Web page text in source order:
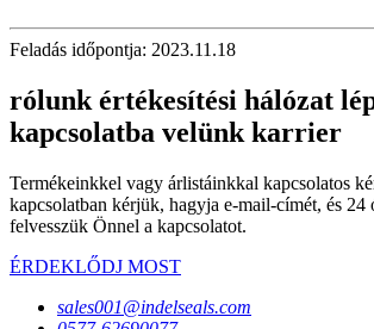
Feladás időpontja: 2023.11.18
rólunk értékesítési hálózat
kapcsolatba velünk karrier
Termékeinkkel vagy árlistáinkkal kapcsolatos
kapcsolatban kérjük, hagyja e-mail-címét, és 24
felvesszük Önnel a kapcsolatot.
ÉRDEKLŐDJ MOST
sales001@indelseals.com